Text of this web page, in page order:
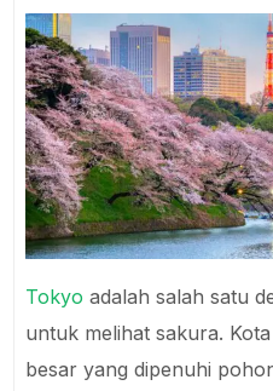
Tokyo adalah salah satu
untuk melihat sakura.
besar yang dipenuhi